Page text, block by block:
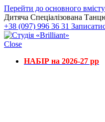
Перейти до основного вмісту
Дитяча Спеціалізована
+38 (097) 996 36 31
Close
НАБІР на 2026-27 рр